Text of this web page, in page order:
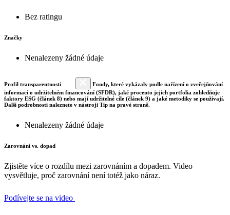
Bez ratingu
Značky
Nenalezeny žádné údaje
Profil transparentnosti
Fondy, které vykázaly podle nařízení o zveřejňování
informací o udržitelném financování (SFDR), jaké procento jejich portfolia zohledňuje
faktory ESG (článek 8) nebo mají udržitelné cíle (článek 9) a jaké metodiky se používají.
Další podrobnosti naleznete v nástroji Tip na pravé straně.
Nenalezeny žádné údaje
Zarovnání vs. dopad
Zjistěte více o rozdílu mezi zarovnáním a dopadem. Video
vysvětluje, proč zarovnání není totéž jako náraz.
Podívejte se na video